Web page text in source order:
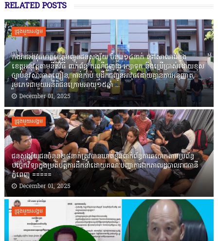
RELATED POSTS
ជ្រុងមួយសង្គម
កងរាជឣាវុធហត្ថខេត្តបញ្ជូនជនសង្ស័យ ចំនួន១៤នាក់ ទៅសាលាដំបូង
ខេត្តឣនុវត្តតាមនីតិវិធី ពាក់ព័ន្ធ ករណីជួញដូរ រក្សាទុក និងប្រើប្រាស់ដោយខុស
ច្បាប់នូវសារធាតុញៀន, កាន់កាប់ ឬដឹកជញ្ជូនអាវុធដោយគ្មានការអនុញ្ញាត,
រួមភេទជាមួយអនីតិជនក្រោមអាយុ១៥ឆ្នាំ ...
December 01, 2025
ជ្រុងមួយសង្គម
ជនសង្ស័យជនចំនួន២៨នាក់ត្រូវបានឃាត់ខ្លួនពាក់ព័ន្ធការឆបោកតាមប្រព័ន្ធ
បច្ចេកវិទ្យាក្នុងប្រតិបត្តិការដឹកនាំដោយគណៈបញ្ជាការឯកភាពរដ្ឋបាលរាជធានី
ភ្នំពេញ ‎=====
December 01, 2025
ជ្រុងមួយសង្គម